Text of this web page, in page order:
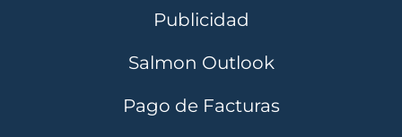
Publicidad
Salmon Outlook
Pago de Facturas